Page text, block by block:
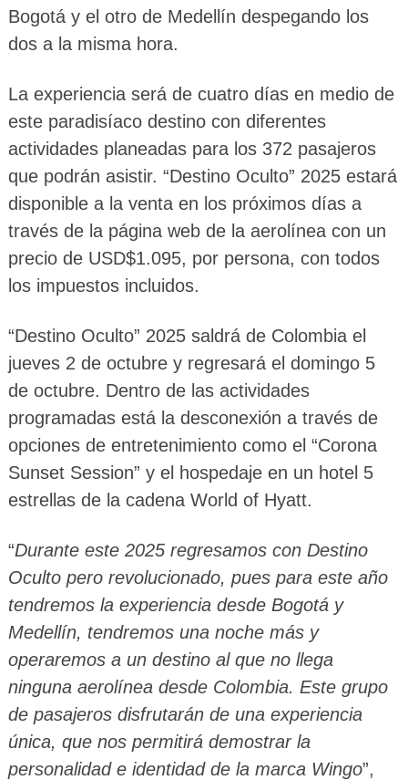
Bogotá y el otro de Medellín despegando los
dos a la misma hora.
La experiencia será de cuatro días en medio de
este paradisíaco destino con diferentes
actividades planeadas para los 372 pasajeros
que podrán asistir. “Destino Oculto” 2025 estará
disponible a la venta en los próximos días a
través de la página web de la aerolínea con un
precio de USD$1.095, por persona, con todos
los impuestos incluidos.
“Destino Oculto” 2025 saldrá de Colombia el
jueves 2 de octubre y regresará el domingo 5
de octubre. Dentro de las actividades
programadas está la desconexión a través de
opciones de entretenimiento como el “Corona
Sunset Session” y el hospedaje en un hotel 5
estrellas de la cadena World of Hyatt.
“Durante este 2025 regresamos con Destino
Oculto pero revolucionado, pues para este año
tendremos la experiencia desde Bogotá y
Medellín, tendremos una noche más y
operaremos a un destino al que no llega
ninguna aerolínea desde Colombia. Este grupo
de pasajeros disfrutarán de una experiencia
única, que nos permitirá demostrar la
personalidad e identidad de la marca Wingo”,